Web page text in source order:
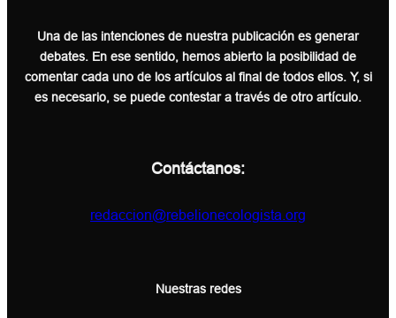
Una de las intenciones de nuestra publicación es generar
debates. En ese sentido, hemos abierto la posibilidad de
comentar cada uno de los artículos al final de todos ellos. Y, si
es necesario, se puede contestar a través de otro artículo.
Contáctanos:
redaccion@rebelionecologista.org
Nuestras redes